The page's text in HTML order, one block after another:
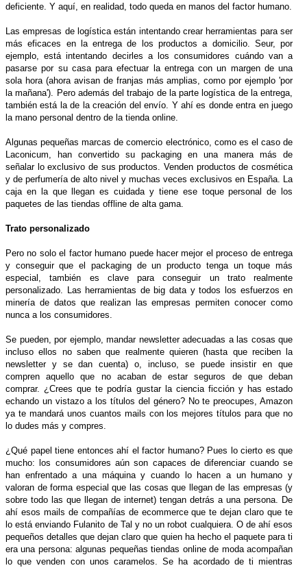
deficiente. Y aquí, en realidad, todo queda en manos del factor humano.
Las empresas de logística están intentando crear herramientas para ser
más eficaces en la entrega de los productos a domicilio. Seur, por
ejemplo, está intentando decirles a los consumidores cuándo van a
pasarse por su casa para efectuar la entrega con un margen de una
sola hora (ahora avisan de franjas más amplias, como por ejemplo 'por
la mañana'). Pero además del trabajo de la parte logística de la entrega,
también está la de la creación del envío. Y ahí es donde entra en juego
la mano personal dentro de la tienda online.
Algunas pequeñas marcas de comercio electrónico, como es el caso de
Laconicum, han convertido su packaging en una manera más de
señalar lo exclusivo de sus productos. Venden productos de cosmética
y de perfumería de alto nivel y muchas veces exclusivos en España. La
caja en la que llegan es cuidada y tiene ese toque personal de los
paquetes de las tiendas offline de alta gama.
Trato personalizado
Pero no solo el factor humano puede hacer mejor el proceso de entrega
y conseguir que el packaging de un producto tenga un toque más
especial, también es clave para conseguir un trato realmente
personalizado. Las herramientas de big data y todos los esfuerzos en
minería de datos que realizan las empresas permiten conocer como
nunca a los consumidores.
Se pueden, por ejemplo, mandar newsletter adecuadas a las cosas que
incluso ellos no saben que realmente quieren (hasta que reciben la
newsletter y se dan cuenta) o, incluso, se puede insistir en que
compren aquello que no acaban de estar seguros de que deban
comprar. ¿Crees que te podría gustar la ciencia ficción y has estado
echando un vistazo a los títulos del género? No te preocupes, Amazon
ya te mandará unos cuantos mails con los mejores títulos para que no
lo dudes más y compres.
¿Qué papel tiene entonces ahí el factor humano? Pues lo cierto es que
mucho: los consumidores aún son capaces de diferenciar cuando se
han enfrentado a una máquina y cuando lo hacen a un humano y
valoran de forma especial que las cosas que llegan de las empresas (y
sobre todo las que llegan de internet) tengan detrás a una persona. De
ahí esos mails de compañías de ecommerce que te dejan claro que te
lo está enviando Fulanito de Tal y no un robot cualquiera. O de ahí esos
pequeños detalles que dejan claro que quien ha hecho el paquete para ti
era una persona: algunas pequeñas tiendas online de moda acompañan
lo que venden con unos caramelos. Se ha acordado de ti mientras